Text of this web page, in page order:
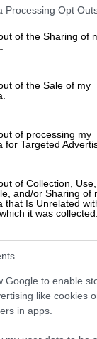
website/app uses
or usage
to Google and its
specified
Processing Opt
of the Sharing of
of the Sale of my
of processing my
for Targeted
of Collection, Use,
and/or Sharing of
that Is Unrelated
it was collected.
Google to enable
like cookies
in apps.
σε μία
παγίδευση
ότι
σπείραπου
(...) Το ξέρω
μου,
παιδιά της
τη μνήμη της
γι’ αυτό
σε